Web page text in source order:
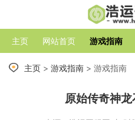
主页 网站首页 游戏指南
主页 > 游戏指南 > 游戏指南
原始传奇神